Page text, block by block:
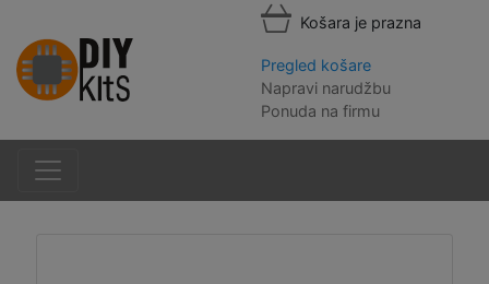
Košara je prazna
Pregled košare
Napravi narudžbu
Ponuda na firmu